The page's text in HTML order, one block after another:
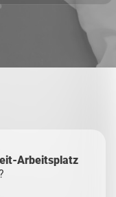
Arbeitsplatz